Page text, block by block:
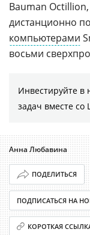
Bauman
дистанционно
компьютерами
восьми
Инвестируйте в
задач вместе со
Анна Любавина
ПОДЕЛИТЬСЯ
ПОДПИСАТЬСЯ НА
КОРОТКАЯ